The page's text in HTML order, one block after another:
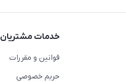
خدمات مشتریان
قوانین و مقررات
حریم خصوصی